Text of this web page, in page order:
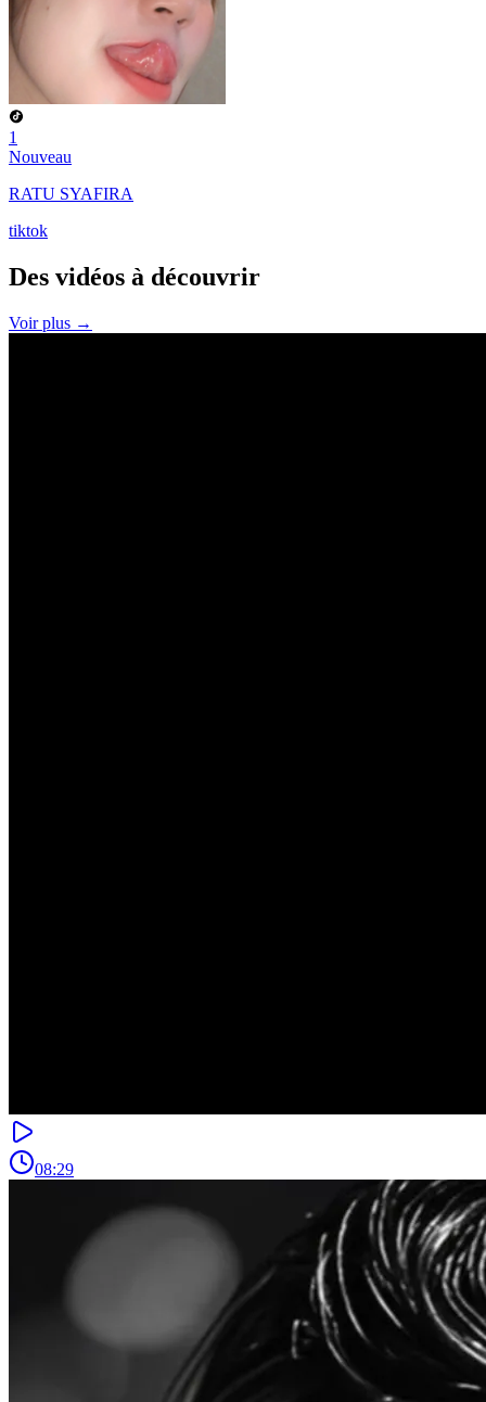
1
Nouveau
RATU SYAFIRA
tiktok
Des vidéos à découvrir
Voir plus →
08:29